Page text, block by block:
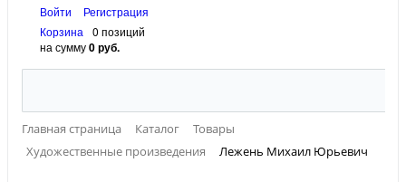
Войти
Регистрация
Корзина
0 позиций
на сумму0 руб.
Главная страница Каталог
Товары
Художественные произведения
Лежень Михаил Юрьевич